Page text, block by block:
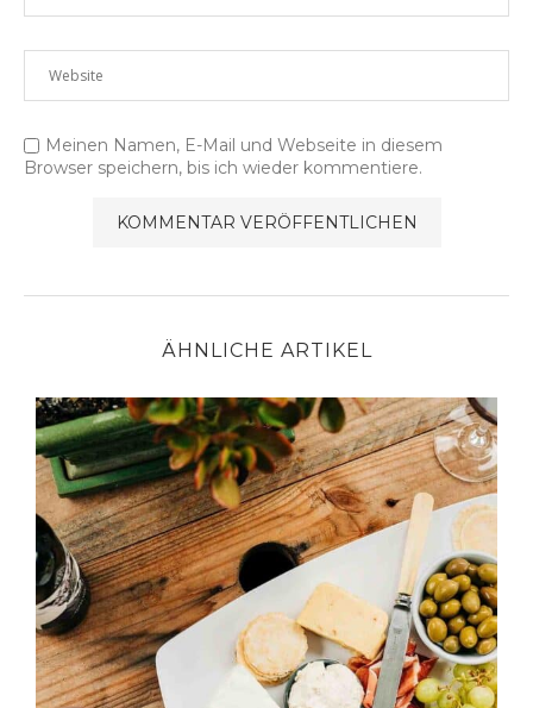
Meinen Namen, E-Mail und Webseite in diesem
Browser speichern, bis ich wieder kommentiere.
ÄHNLICHE ARTIKEL